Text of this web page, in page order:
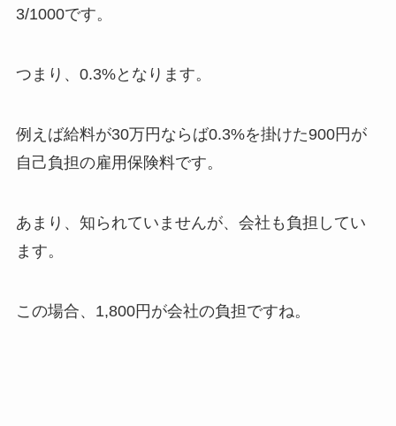
3/1000です。
つまり、 0.3%となります。
例えば給料が30万円ならば0.3%を掛けた900円が
自己負担の雇用保険料です。
あまり、知られていませんが、会社も負担してい
ます。
この場合、1,800円が会社の負担ですね。